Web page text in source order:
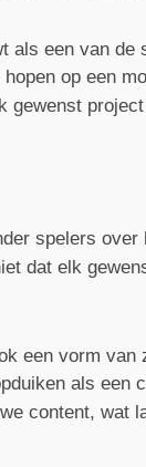
als een van
op een
gewenst
spelers
dat elk
een vorm
als een
content, wat